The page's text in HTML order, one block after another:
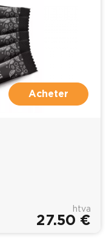
Acheter
htva
27.50 €